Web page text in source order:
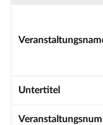
Untertitel